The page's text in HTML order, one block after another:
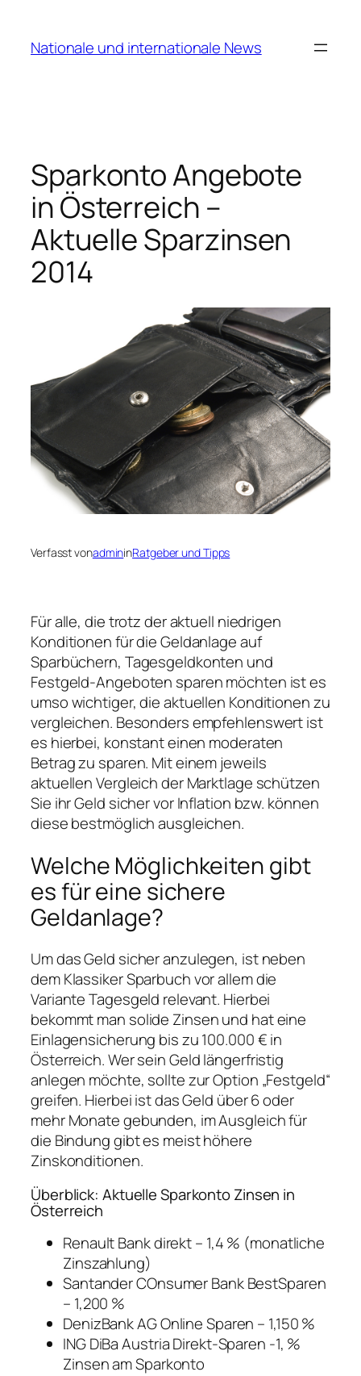
springen
Nationale und internationale News
Sparkonto Angebote
in Österreich –
Aktuelle Sparzinsen
2014
Verfasst vonadmininRatgeber und Tipps
Für alle, die trotz der aktuell niedrigen
Konditionen für die Geldanlage auf
Sparbüchern, Tagesgeldkonten und
Festgeld-Angeboten sparen möchten ist es
umso wichtiger, die aktuellen Konditionen zu
vergleichen. Besonders empfehlenswert ist
es hierbei, konstant einen moderaten
Betrag zu sparen. Mit einem jeweils
aktuellen Vergleich der Marktlage schützen
Sie ihr Geld sicher vor Inflation bzw. können
diese bestmöglich ausgleichen.
Welche Möglichkeiten gibt
es für eine sichere
Geldanlage?
Um das Geld sicher anzulegen, ist neben
dem Klassiker Sparbuch vor allem die
Variante Tagesgeld relevant. Hierbei
bekommt man solide Zinsen und hat eine
Einlagensicherung bis zu 100.000 € in
Österreich. Wer sein Geld längerfristig
anlegen möchte, sollte zur Option „Festgeld“
greifen. Hierbei ist das Geld über 6 oder
mehr Monate gebunden, im Ausgleich für
die Bindung gibt es meist höhere
Zinskonditionen.
Überblick: Aktuelle Sparkonto Zinsen in
Österreich
Renault Bank direkt – 1,4 % (monatliche
Zinszahlung)
Santander COnsumer Bank BestSparen
– 1,200 %
DenizBank AG Online Sparen – 1,150 %
ING DiBa Austria Direkt-Sparen -1, %
Zinsen am Sparkonto